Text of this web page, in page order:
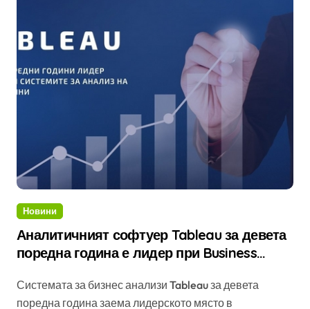
Новини
Аналитичният софтуер Tableau за девета
поредна година е лидер при Business
Системата за бизнес анализи Tableau за девета
поредна година заема лидерското място в